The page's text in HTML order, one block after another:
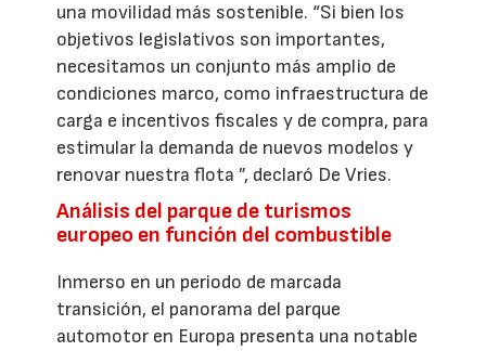
una movilidad más sostenible. “Si bien los
objetivos legislativos son importantes,
necesitamos un conjunto más amplio de
condiciones marco, como infraestructura de
carga e incentivos fiscales y de compra, para
estimular la demanda de nuevos modelos y
renovar nuestra flota ”, declaró De Vries.
Análisis del parque de turismos
europeo en función del combustible
Inmerso en un periodo de marcada
transición, el panorama del parque
automotor en Europa presenta una notable